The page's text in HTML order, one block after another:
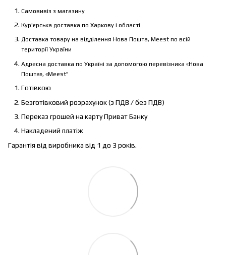
Самовивіз з магазину
Кур'єрська доставка по Харкову і області
Доставка товару на відділення Нова Пошта, Meest по всій
території України
Адресна доставка по Україні за допомогою перевізника «Нова
Пошта», «Meest"
Готівкою
Безготівковий розрахунок (з ПДВ / без ПДВ)
Переказ грошей на карту Приват Банку
Накладений платіж
Гарантія від виробника від 1 до 3 років.